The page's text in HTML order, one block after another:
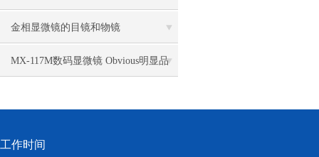
控制中的作用
金相显微镜的目镜和物镜
MX-117M数码显微镜 Obvious明显品
工作时间